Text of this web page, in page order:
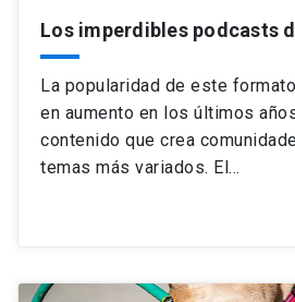
Los imperdibles podcasts
La popularidad de este
en aumento en los últimos
contenido que crea
temas más variados. El…